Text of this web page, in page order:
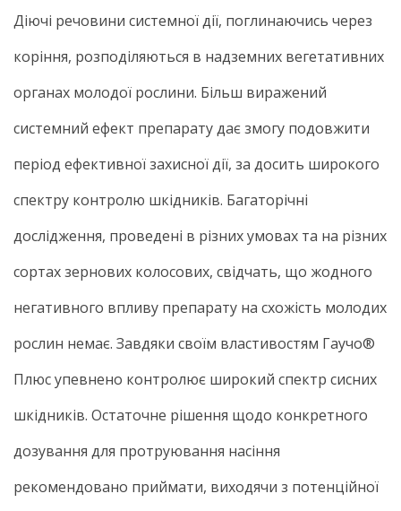
Діючі речовини системної дії, поглинаючись через
коріння, розподіляються в надземних вегетативних
органах молодої рослини. Більш виражений
системний ефект препарату дає змогу подовжити
період ефективної захисної дії, за досить широкого
спектру контролю шкідників. Багаторічні
дослідження, проведені в різних умовах та на різних
сортах зернових колосових, свідчать, що жодного
негативного впливу препарату на схожість молодих
рослин немає. Завдяки своїм властивостям Гаучо®
Плюс упевнено контролює широкий спектр сисних
шкідників. Остаточне рішення щодо конкретного
дозування для протруювання насіння
рекомендовано приймати, виходячи з потенційної